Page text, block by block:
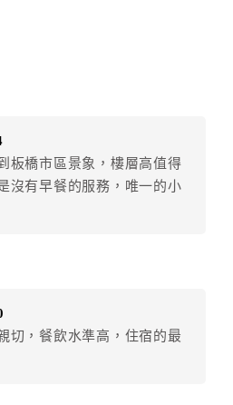
訂飯店）
（限原訂飯店）
退款，依下列標準申辦：
費用扣除總計100%為手續費
手續者，視同住房，已付訂單
板橋市區景象，樓層高值得
沒有早餐的服務，唯一的小
切，餐飲水準高，住宿的最